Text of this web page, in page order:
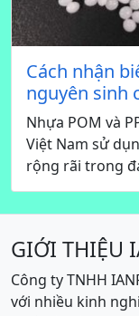
Cách nhận
nguyên sinh
Nhựa POM và
Việt Nam sử
rộng rãi trong
GIỚI THIỆU
Công ty TNHH
với nhiều kinh